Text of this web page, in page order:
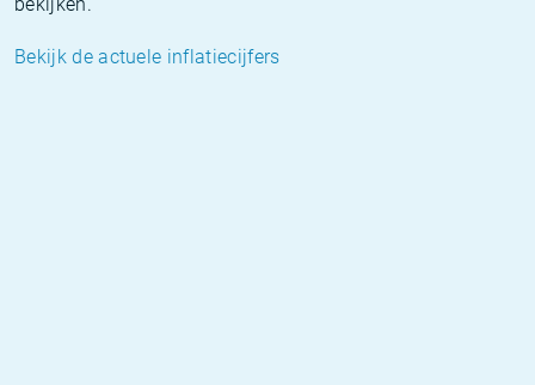
Bekijk de actuele inflatiecijfers